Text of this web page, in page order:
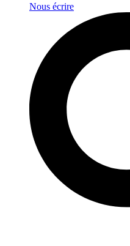
Nous écrire